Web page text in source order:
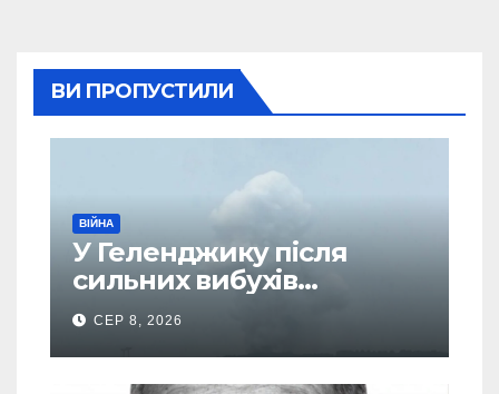
ВИ ПРОПУСТИЛИ
ВІЙНА
У Геленджику після
сильних вибухів
почалася масова
евакуація
СЕР 8, 2026